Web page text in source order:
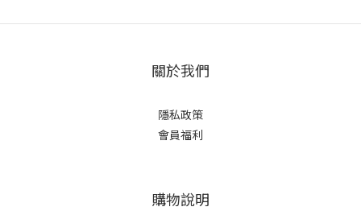
關於我們
隱私政策
會員福利
購物說明